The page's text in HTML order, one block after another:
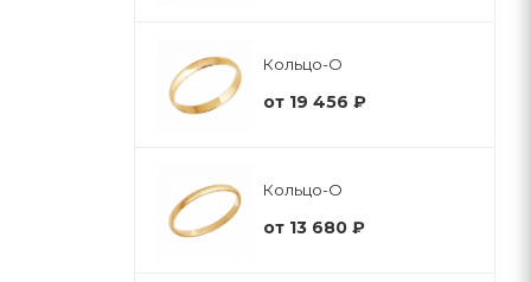
Кольцо-О
от 19 456 ₽
Кольцо-О
от 13 680 ₽